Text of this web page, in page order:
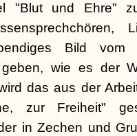
"Blut und Ehre"
Bild vom
wie es der
das aus der
zur Freiheit"
in Zechen und